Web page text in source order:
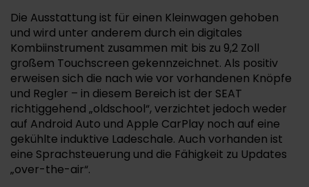
Die Ausstattung ist für einen Kleinwagen gehoben
und wird unter anderem durch ein digitales
Kombiinstrument zusammen mit bis zu 9,2 Zoll
großem Touchscreen gekennzeichnet. Als positiv
erweisen sich die nach wie vor vorhandenen Knöpfe
und Regler – in diesem Bereich ist der SEAT
richtiggehend „oldschool“, verzichtet jedoch weder
auf Android Auto und Apple CarPlay noch auf eine
gekühlte induktive Ladeschale. Auch vorhanden ist
eine Sprachsteuerung und die Fähigkeit zu Updates
„over-the-air“.